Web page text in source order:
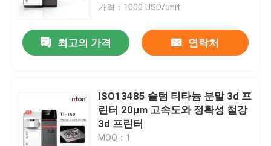
제품 소개
가격：1000 USD/unit
최고의 가격 연락처
ISO13485 슬텀 티타늄 분말 3d 프
린터 20μm 고속도와 정확성 철강
3d 프린터
MOQ：1